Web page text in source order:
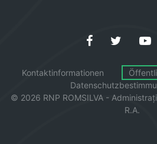
Kontaktinformationen
© 2026 RNP ROMSILVA -
R.A.